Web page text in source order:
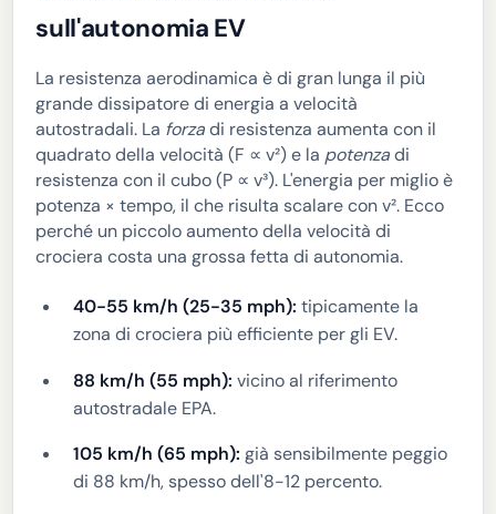
sull'autonomia EV
La resistenza aerodinamica è di gran lunga il più
grande dissipatore di energia a velocità
autostradali. La forzadi resistenza aumenta con il
quadrato della velocità (F ∝ v²) e la potenzadi
resistenza con il cubo (P ∝ v³). L'energia per miglio è
potenza × tempo, il che risulta scalare con v². Ecco
perché un piccolo aumento della velocità di
crociera costa una grossa fetta di autonomia.
40-55 km/h (25-35 mph): tipicamente la
zona di crociera più efficiente per gli EV.
88 km/h (55 mph): vicino al riferimento
autostradale EPA.
105 km/h (65 mph): già sensibilmente peggio
di 88 km/h, spesso dell'8-12 percento.